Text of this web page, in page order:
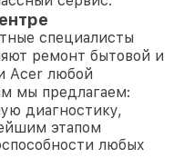
специалисты
ремонт бытовой и
Acer любой
мы предлагаем:
диагностику,
этапом
любых